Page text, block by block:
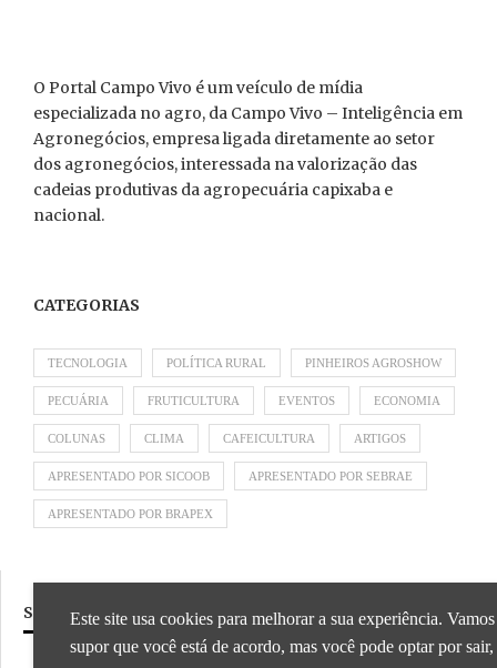
O Portal Campo Vivo é um veículo de mídia
especializada no agro, da Campo Vivo – Inteligência em
Agronegócios, empresa ligada diretamente ao setor
dos agronegócios, interessada na valorização das
cadeias produtivas da agropecuária capixaba e
nacional.
CATEGORIAS
TECNOLOGIA POLÍTICA RURAL PINHEIROS AGROSHOW
PECUÁRIA FRUTICULTURA EVENTOS ECONOMIA
COLUNAS CLIMA CAFEICULTURA ARTIGOS
APRESENTADO POR SICOOB APRESENTADO POR SEBRAE
APRESENTADO POR BRAPEX
SIGA NOSSAS REDES SOCIAIS
Este site usa cookies para melhorar a sua experiência. Vamos
supor que você está de acordo, mas você pode optar por sair,